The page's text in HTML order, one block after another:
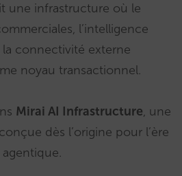
une infrastructure où le
l’intelligence
connectivité externe
noyau transactionnel.
Mirai AI Infrastructure, une
dès l’origine pour l’ère